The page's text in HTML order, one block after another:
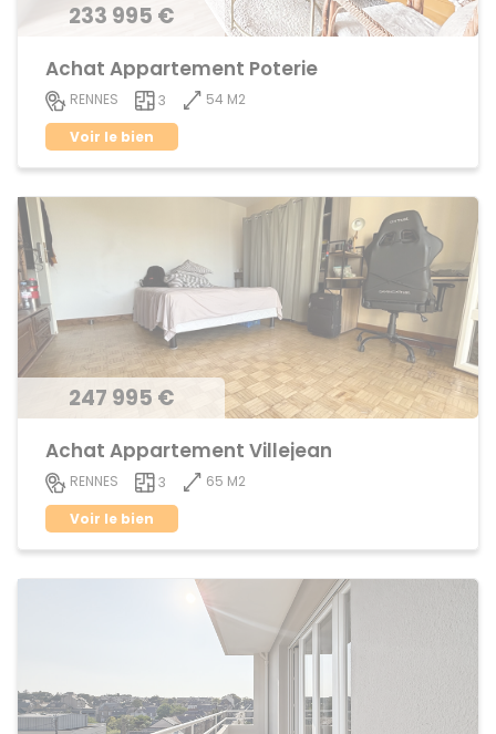
233 995 €
Achat Appartement Poterie
RENNES 3
54 M2
Voir le bien
247 995 €
Achat Appartement Villejean
RENNES 3
65 M2
Voir le bien